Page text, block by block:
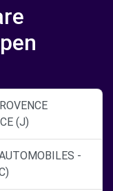
(J)
-